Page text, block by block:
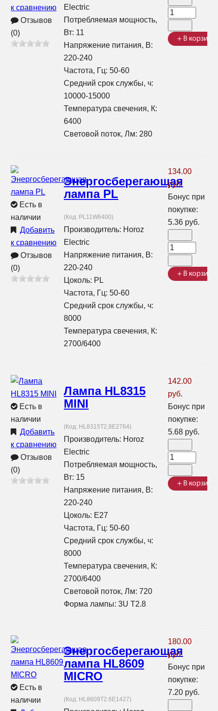
к сравнению
Отзывов
(0)
Electric
Потребляемая мощность,
Вт: 11
Напряжение питания, В:
220-240
Частота, Гц: 50-60
Средний срок службы, ч:
10000-15000
Температура свечения, К:
6400
Световой поток, Лм: 280
Есть в
наличии
Добавить
к сравнению
Отзывов
(0)
Энергосберегающая
лампа PL
(Код: PL11W6400)
Производитель: Horoz
Electric
Напряжение питания, В:
220-240
Цоколь: PL
Частота, Гц: 50-60
Средний срок службы, ч:
8000
Температура свечения, К:
2700/6400
134.00
руб.
Бонус при
покупке:
5.36 руб.
Есть в
наличии
Добавить
к сравнению
Отзывов
(0)
Лампа HL8315
MINI
(Код: HL8315T2,8E2764)
Производитель: Horoz
Electric
Потребляемая мощность,
Вт: 15
Напряжение питания, В:
220-240
Цоколь: E27
Частота, Гц: 50-60
Средний срок службы, ч:
8000
Температура свечения, К:
2700/6400
Световой поток, Лм: 720
Форма лампы: 3U T2.8
142.00
руб.
Бонус при
покупке:
5.68 руб.
Есть в
наличии
Энергосберегающая
лампа HL8609
MICRO
(Код: HL8609T2.6E1427)
180.00
руб.
Бонус при
покупке:
7.20 руб.